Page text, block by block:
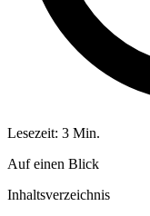
Lesezeit: 3 Min.
Auf einen Blick
Inhaltsverzeichnis